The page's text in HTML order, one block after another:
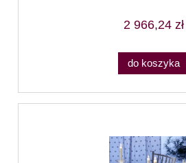
2 966,24 zł
do koszyka